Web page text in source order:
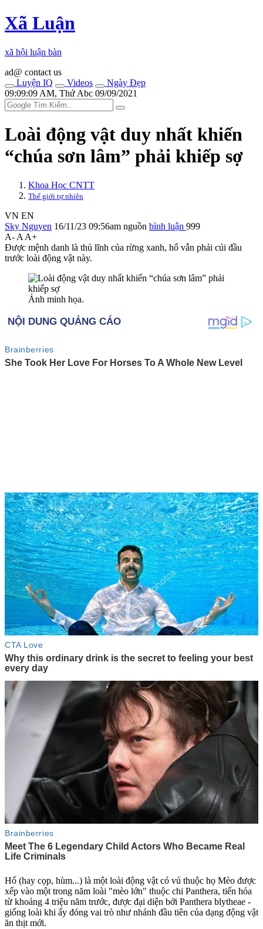
Xã Luận
xã hội luận bàn
ad@ contact us
Luyện IQ
Videos
Ngày Đẹp
09:09:09 AM, Thứ Abc 09/09/2021
Loài động vật duy nhất khiến
“chúa sơn lâm” phải khiếp sợ
Khoa Học CNTT
Thế giới tự nhiên
VN EN
Sky Nguyen 16/11/23 09:56am nguồn bình luận 999
A- A A+
Được mệnh danh là thủ lĩnh của rừng xanh, hổ vẫn phải cúi đầu
trước loài động vật này.
Ảnh minh họa.
Hổ (hay cọp, hùm...) là một loài động vật có v‌ú thuộc họ Mèo được
xếp vào một trong năm loài "mèo lớn" thuộc chi Panthera, tiến hóa
từ khoảng 4 triệu năm trước, được đại diện bởi Panthera blytheae -
giống loài khi ấy đóng vai trò như nhánh đầu tiên của dạng động vật
ăn thịt mới.